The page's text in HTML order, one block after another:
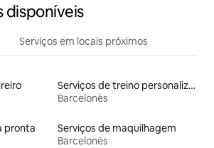
disponíveis
Serviços em locais próximos
Serviços de treino personalizado
Barcelonès
pronta
Serviços de maquilhagem
Barcelonès